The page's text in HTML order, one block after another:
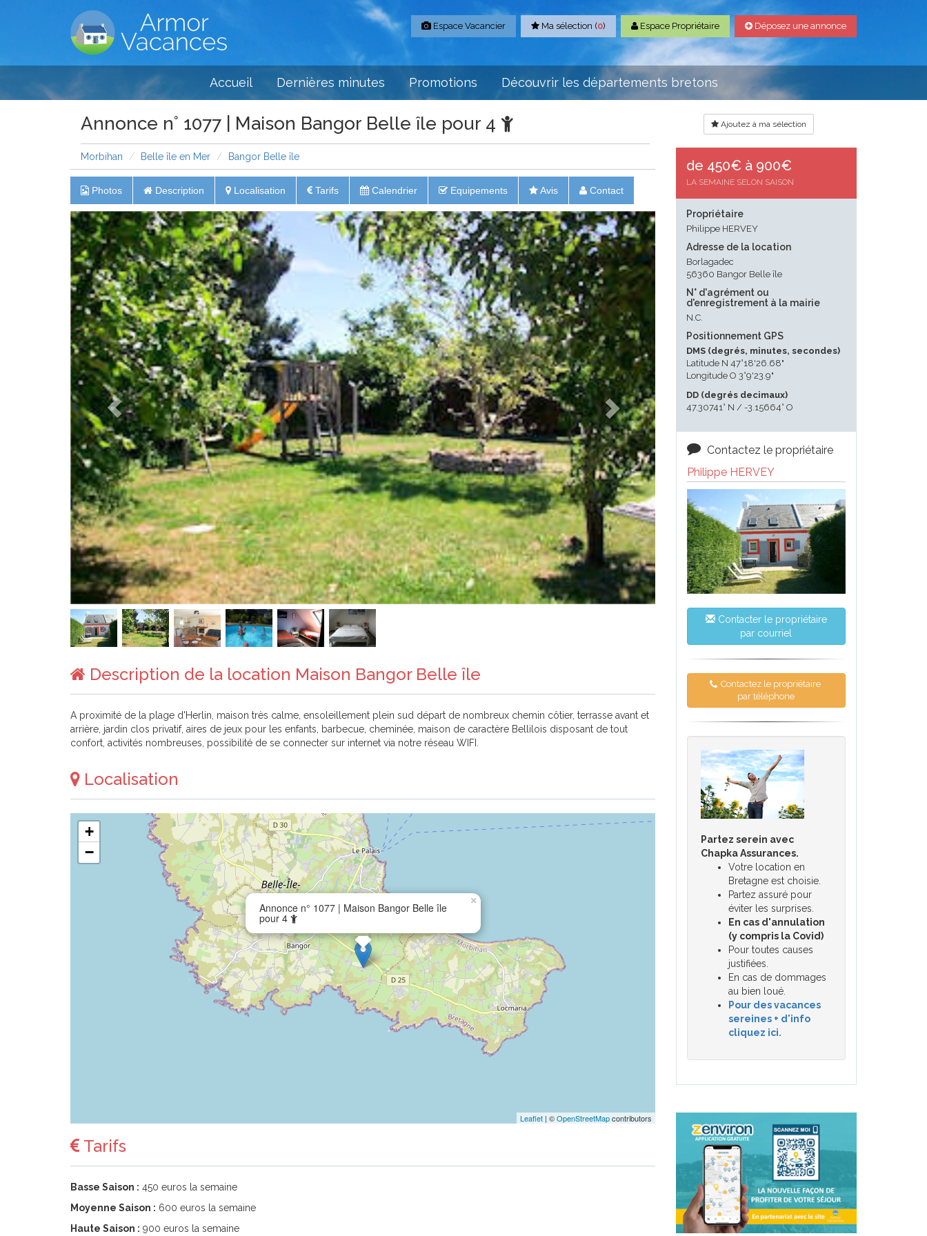
Espace Vacancier Ma sélection (0) Espace Propriétaire Déposez une annonce
Accueil Dernières minutes Promotions Découvrir les départements bretons
Annonce n° 1077 | Maison Bangor Belle île pour 4 Ajoutez à ma sélection
Morbihan Belle île en Mer Bangor Belle île
Photos Description Localisation Tarifs Calendrier Equipements Avis Contact
Description de la location Maison Bangor Belle île
A proximité de la plage d'Herlin, maison très calme, ensoleillement plein sud départ de nombreux chemin côtier, terrasse avant et
arrière, jardin clos privatif, aires de jeux pour les enfants, barbecue, cheminée, maison de caractère Bellilois disposant de tout
confort, activités nombreuses, possibilité de se connecter sur internet via notre réseau WIFI.
Localisation
Annonce n° 1077 | Maison Bangor Belle île
pour 4
×
+
−
Leaflet| ©OpenStreetMapcontributors
Tarifs
Basse Saison : 450 euros la semaine
Moyenne Saison : 600 euros la semaine
Haute Saison : 900 euros la semaine
de 450€ à 900€
LA SEMAINE SELON SAISON
Propriétaire
Philippe HERVEY
Adresse de la location
Borlagadec
56360 Bangor Belle île
N° d'agrément ou
d'enregistrement à la mairie
N.C.
Positionnement GPS
DMS (degrés, minutes, secondes)
Latitude N 47°18'26.68"
Longitude O 3°9'23.9"
DD (degrés decimaux)
47.30741° N / -3.15664° O
Contactez le propriétaire
Philippe HERVEY
Contacter le propriétaire
par courriel
Contactez le propriétaire
par téléphone
Partez serein avec
Chapka Assurances.
Votre location en
Bretagne est choisie.
Partez assuré pour
éviter les surprises.
En cas d'annulation
(y compris la Covid)
Pour toutes causes
justifiées.
En cas de dommages
au bien loué.
Pour des vacances
sereines + d'info
cliquez ici.